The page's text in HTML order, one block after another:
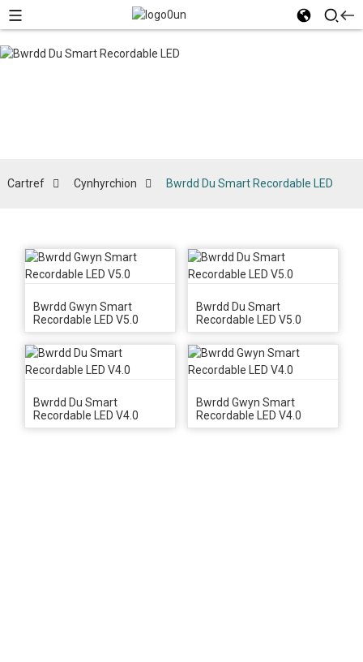
Bwrdd Du
LED
Cartref Cynhyrchion Bwrdd Du Smart Recordable LED
Bwrdd Gwyn Smart
Recordable LED V5.0
Bwrdd Du Smart
Recordable LED V5.0
Bwrdd Du Smart
Recordable LED V4.0
Bwrdd Gwyn Smart
Recordable LED V4.0